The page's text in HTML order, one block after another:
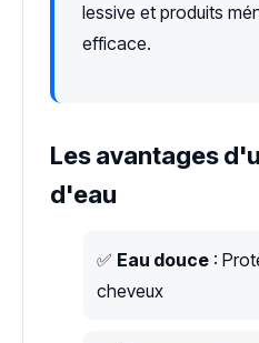
lessive et produits
efficace.
Les avantages
d'eau
✅ Eau douce :
cheveux